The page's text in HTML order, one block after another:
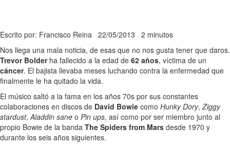
Escrito por: Francisco Reina 22/05/2013 2 minutos
Nos llega una mala noticia, de esas que no nos gusta tener que daros.
Trevor Bolderha fallecido a la edad de 62 años, víctima de un
cáncer. El bajista llevaba meses luchando contra la enfermedad que
finalmente le ha quitado la vida.
El músico saltó a la fama en los años 70s por sus constantes
colaboraciones en discos de David Bowie como Hunky Dory,Ziggy
stardust,Aladdin sane o Pin ups, así como por ser miembro junto al
propio Bowie de la banda The Spiders from Mars desde 1970 y
durante los seis años siguientes.